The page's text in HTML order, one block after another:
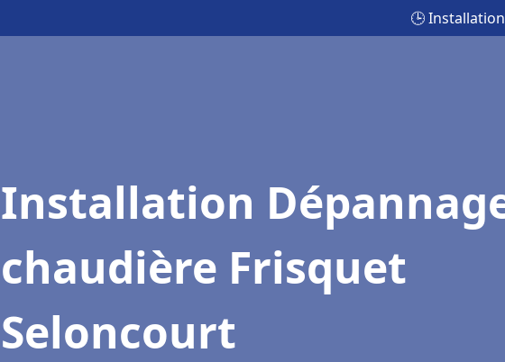
🕒
Installation
chaudière Frisquet
Seloncourt